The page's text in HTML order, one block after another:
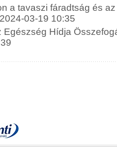
a tavaszi fáradtság és
03-19 10:35
Egészség Hídja